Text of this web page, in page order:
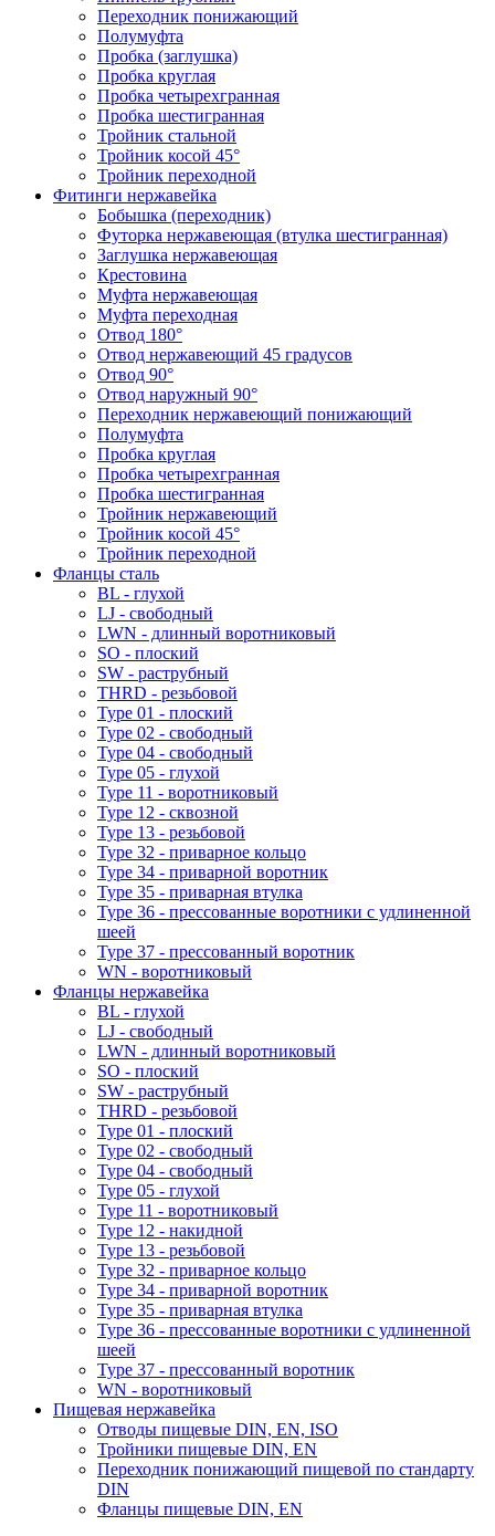
Переходник понижающий
Полумуфта
Пробка (заглушка)
Пробка круглая
Пробка четырехгранная
Пробка шестигранная
Тройник стальной
Тройник косой 45°
Тройник переходной
Фитинги нержавейка
Бобышка (переходник)
Футорка нержавеющая (втулка шестигранная)
Заглушка нержавеющая
Крестовина
Муфта нержавеющая
Муфта переходная
Отвод 180°
Отвод нержавеющий 45 градусов
Отвод 90°
Отвод наружный 90°
Переходник нержавеющий понижающий
Полумуфта
Пробка круглая
Пробка четырехгранная
Пробка шестигранная
Тройник нержавеющий
Тройник косой 45°
Тройник переходной
Фланцы сталь
BL - глухой
LJ - свободный
LWN - длинный воротниковый
SO - плоский
SW - раструбный
THRD - резьбовой
Type 01 - плоский
Type 02 - свободный
Type 04 - свободный
Type 05 - глухой
Type 11 - воротниковый
Type 12 - сквозной
Type 13 - резьбовой
Type 32 - приварное кольцо
Type 34 - приварной воротник
Type 35 - приварная втулка
Type 36 - прессованные воротники с удлиненной
шеей
Type 37 - прессованный воротник
WN - воротниковый
Фланцы нержавейка
BL - глухой
LJ - свободный
LWN - длинный воротниковый
SO - плоский
SW - раструбный
THRD - резьбовой
Type 01 - плоский
Type 02 - свободный
Type 04 - свободный
Type 05 - глухой
Type 11 - воротниковый
Type 12 - накидной
Type 13 - резьбовой
Type 32 - приварное кольцо
Type 34 - приварной воротник
Type 35 - приварная втулка
Type 36 - прессованные воротники с удлиненной
шеей
Type 37 - прессованный воротник
WN - воротниковый
Пищевая нержавейка
Отводы пищевые DIN, EN, ISO
Тройники пищевые DIN, EN
Переходник понижающий пищевой по стандарту
DIN
Фланцы пищевые DIN, EN